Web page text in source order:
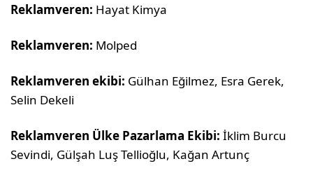
Reklamveren: Hayat Kimya
Reklamveren: Molped
Reklamveren ekibi: Gülhan Eğilmez, Esra Gerek,
Selin Dekeli
Reklamveren Ülke Pazarlama Ekibi:İklim Burcu
Sevindi, Gülşah Luş Tellioğlu, Kağan Artunç